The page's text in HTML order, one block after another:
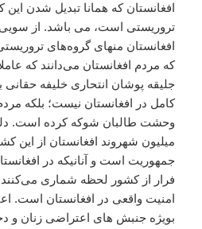
افغانستان که همانا تبدیل شدن این
تروریستی است، می باشد. از سویی
افغانستان منهای گروه‌های
که‌ مردم افغانستان می‌دانند که
جلیقه پوشان انتحاری خلیفه حقانی
کامل در افغانستان نیست؛ بلکه
وحشت طالبان شوکه کرده است.
میلیون شهروند افغانستان از
جمهوریت است و آنانیکه در
فرار از کشور لحظه شماری می‌کنند.
امنیت واقعی در افغانستان است.
بویژه جنبش های اعتراضی زنان و